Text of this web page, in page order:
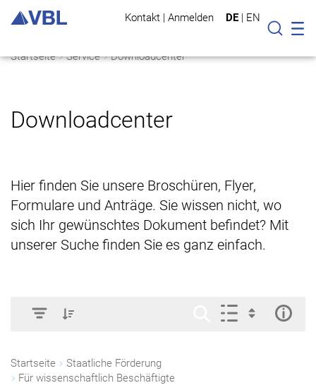
Kontakt | Anmelden DE | EN
Suche
Startseite Service Downloadcenter
Downloadcenter
Hier finden Sie unsere Broschüren, Flyer,
Formulare und Anträge. Sie wissen nicht, wo
sich Ihr gewünschtes Dokument befindet? Mit
unserer Suche finden Sie es ganz einfach.
Startseite
Staatliche Förderung
Für wissenschaftlich Beschäftigte